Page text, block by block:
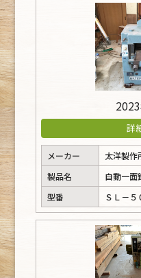
詳
メーカー
太洋製作
製品名
自動一面
型番
ＳＬ－５